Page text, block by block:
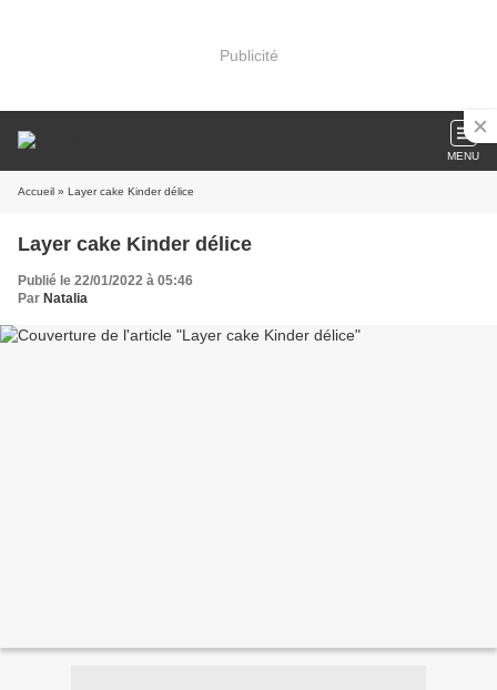
Publicité
MENU
Accueil » Layer cake Kinder délice
Layer cake Kinder délice
Publié le 22/01/2022 à 05:46
Par Natalia